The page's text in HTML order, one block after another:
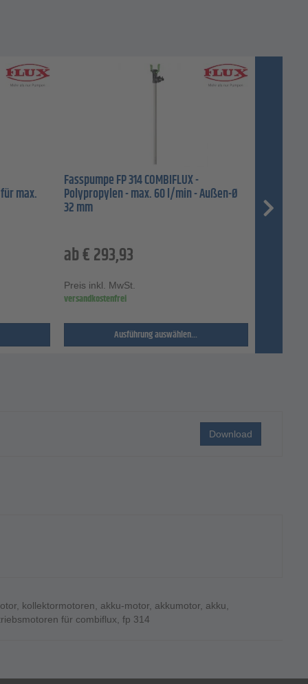
max.
Fasspumpe FP 314 COMBIFLUX -
Polypropylen - max. 60 l/min - Außen-Ø
32 mm
ab€293,93
Preis inkl. MwSt.
versandkostenfrei
Ausführung auswählen...
Download
kollektormotoren akku-motor akkumotor akku
für combiflux fp 314